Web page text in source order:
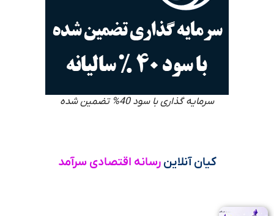
سرمایه گذاری با سود 40% تضمین شده
کیان آنلاین رسانه اقتصادی سرآمد